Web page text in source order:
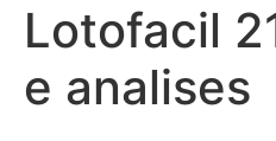
Lotofacil
e analises